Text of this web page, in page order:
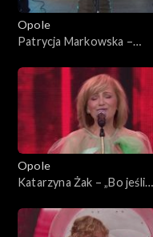
Opole
Patrycja Markowska –
KFPP: Koncert „Premiery”
Opole
Katarzyna Żak – „Bo jeśli
Koncert „Premiery”